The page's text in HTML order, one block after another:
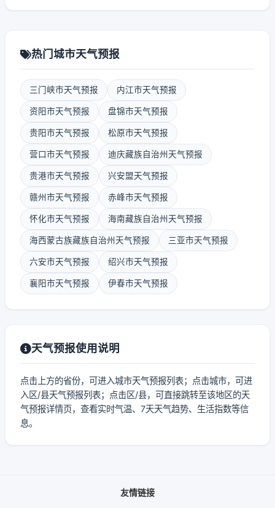
热门城市天气预报
三门峡市天气预报 内江市天气预报
资阳市天气预报 盘锦市天气预报
贵阳市天气预报 松原市天气预报
营口市天气预报 迪庆藏族自治州天气预报
贵港市天气预报 兴安盟天气预报
赣州市天气预报 赤峰市天气预报
怀化市天气预报 海南藏族自治州天气预报
海西蒙古族藏族自治州天气预报 三亚市天气预报
六安市天气预报 绍兴市天气预报
襄阳市天气预报 伊春市天气预报
天气预报使用说明
点击上方的省份，可进入城市天气预报列表；点击城市，可进
入区/县天气预报列表；点击区/县，可直接跳转至该地区的天
气预报详情页，查看实时气温、7天天气趋势、生活指数等信
息。
友情链接